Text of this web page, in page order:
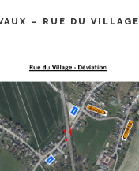
– RUE DU VILLAGE